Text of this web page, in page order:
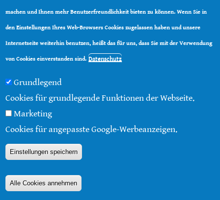
Krankheitserreger
Das USDA-ARS Bee Research Laboratory hat Proben
kranker Honigbienen aus den gesamten Vereinigten
Staaten auf den Ektoparasiten Varroa destructor und
machen und Ihnen mehr Benutzerfreundlichkeit bieten zu können. Wenn Sie in
den Einstellungen Ihres Web-Browsers Cookies zugelassen haben und unsere
Internetseite weiterhin benutzen, heißt das für uns, dass Sie mit der Verwendung
von Cookies einverstanden sind. Datenschutz
Grundlegend
Cookies für grundlegende Funktionen der Webseite.
Marketing
Cookies für angepasste Google-Werbeanzeigen.
Einstellungen speichern
Alle Cookies annehmen